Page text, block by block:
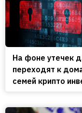
На фоне утечек
переходят к
семей крипто